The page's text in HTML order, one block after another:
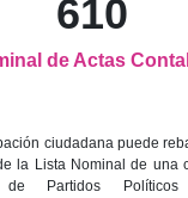
610
de Actas
ciudadana puede
la Lista Nominal de una
de Partidos